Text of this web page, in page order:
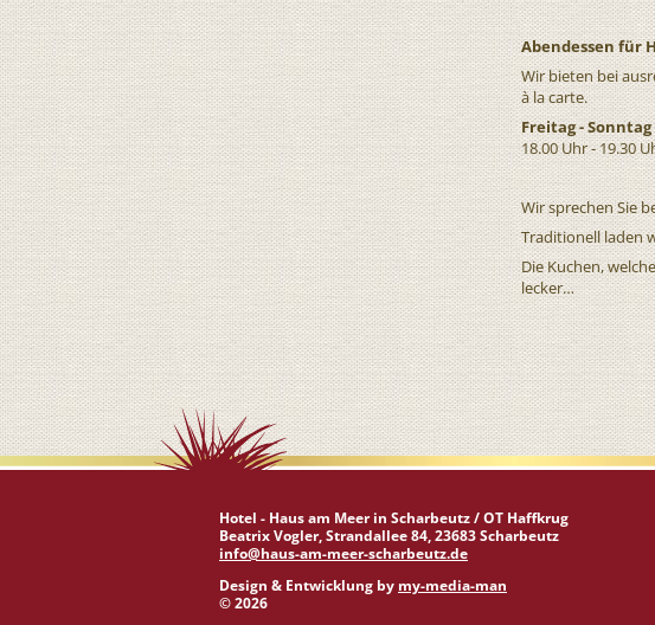
Abendessen für
Wir bieten bei
à la carte.
Freitag - Sonntag
18.00 Uhr - 19.30
Wir sprechen Sie
Traditionell laden
Die Kuchen,
lecker…
Hotel - Haus am Meer in Scharbeutz / OT Haffkrug
Beatrix Vogler, Strandallee 84, 23683 Scharbeutz
info@haus-am-meer-scharbeutz.de
Design & Entwicklung by my-media-man
© 2026